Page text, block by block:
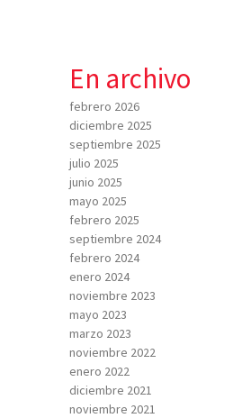
En archivo
febrero 2026
diciembre 2025
septiembre 2025
julio 2025
junio 2025
mayo 2025
febrero 2025
septiembre 2024
febrero 2024
enero 2024
noviembre 2023
mayo 2023
marzo 2023
noviembre 2022
enero 2022
diciembre 2021
noviembre 2021